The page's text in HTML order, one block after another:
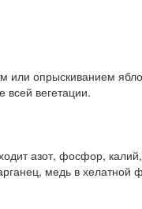
или опрыскиванием
всей вегетации.
азот, фосфор, калий,
медь в хелатной